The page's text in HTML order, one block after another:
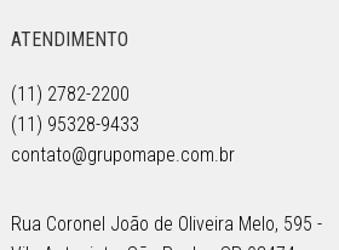
ATENDIMENTO
(11) 2782-2200
(11) 95328-9433
contato@grupomape.com.br
Rua Coronel João de Oliveira Melo, 595 -